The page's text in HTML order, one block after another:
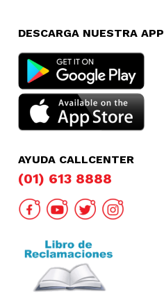
DESCARGA NUESTRA APP
AYUDA CALLCENTER
(01) 613 8888